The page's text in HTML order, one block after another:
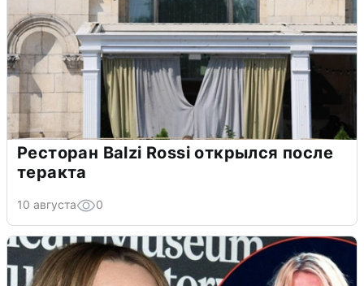
Ресторан Balzi Rossi открылся после
теракта
10 августа 0